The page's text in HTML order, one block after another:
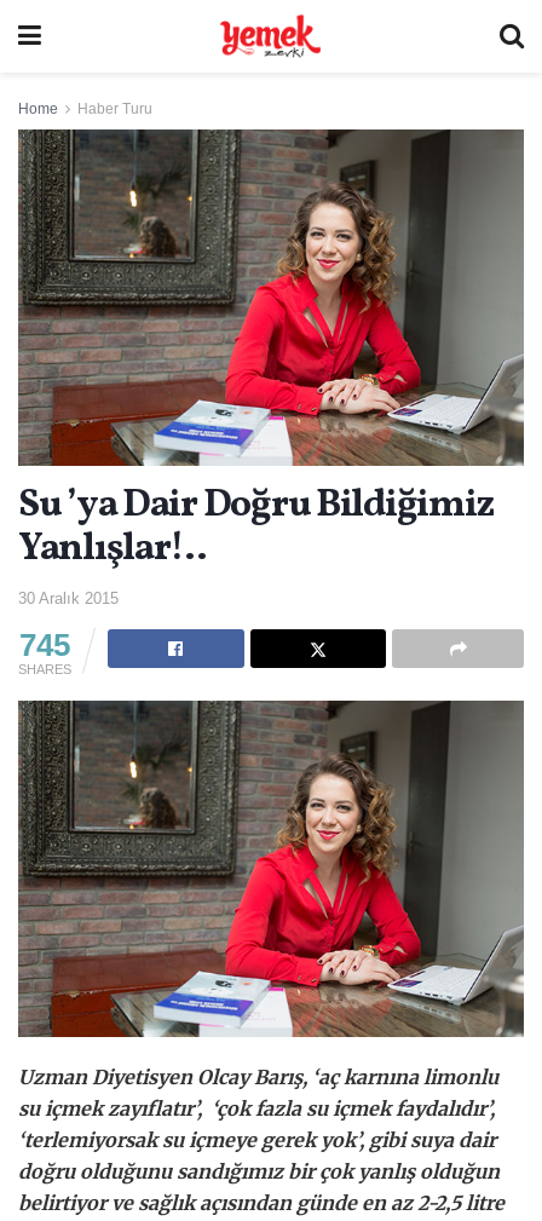
Home Haber Turu
Su ’ya Dair Doğru Bildiğimiz
Yanlışlar!..
30 Aralık 2015
745
SHARES
Uzman Diyetisyen Olcay Barış, ‘aç karnına limonlu
su içmek zayıflatır’, ‘çok fazla su içmek faydalıdır’,
‘terlemiyorsak su içmeye gerek yok’, gibi suya dair
doğru olduğunu sandığımız bir çok yanlış olduğun
belirtiyor ve sağlık açısından günde en az 2-2,5 litre